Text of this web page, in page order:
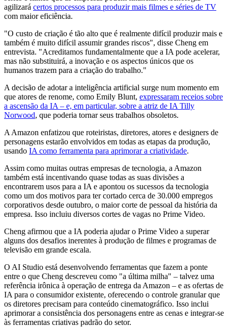
agilizará certos processos para produzir mais filmes e séries de TV
com maior eficiência.
"O custo de criação é tão alto que é realmente difícil produzir mais e
também é muito difícil assumir grandes riscos", disse Cheng em
entrevista. "Acreditamos fundamentalmente que a IA pode acelerar,
mas não substituirá, a inovação e os aspectos únicos que os
humanos trazem para a criação do trabalho."
A decisão de adotar a inteligência artificial surge num momento em
que atores de renome, como Emily Blunt, expressaram receios sobre
a ascensão da IA ​​– e, em particular, sobre a atriz de IA Tilly
Norwood, que poderia tornar seus trabalhos obsoletos.
A Amazon enfatizou que roteiristas, diretores, atores e designers de
personagens estarão envolvidos em todas as etapas da produção,
usando IA como ferramenta para aprimorar a criatividade.
Assim como muitas outras empresas de tecnologia, a Amazon
também está incentivando quase todas as suas divisões a
encontrarem usos para a IA e apontou os sucessos da tecnologia
como um dos motivos para ter cortado cerca de 30.000 empregos
corporativos desde outubro, o maior corte de pessoal da história da
empresa. Isso incluiu diversos cortes de vagas no Prime Video.
Cheng afirmou que a IA poderia ajudar o Prime Video a superar
alguns dos desafios inerentes à produção de filmes e programas de
televisão em grande escala.
O AI Studio está desenvolvendo ferramentas que fazem a ponte
entre o que Cheng descreveu como "a última milha" – talvez uma
referência irônica à operação de entrega da Amazon – e as ofertas de
IA para o consumidor existente, oferecendo o controle granular que
os diretores precisam para conteúdo cinematográfico. Isso inclui
aprimorar a consistência dos personagens entre as cenas e integrar-se
às ferramentas criativas padrão do setor.